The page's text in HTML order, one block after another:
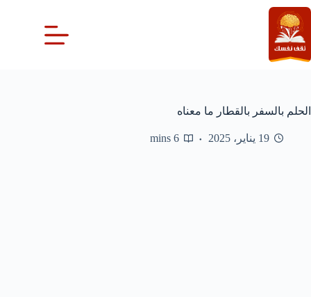
التجاوز
إلى
المحتوى
الحلم بالسفر بالقطار ما معناه
19 يناير، 2025 6 mins